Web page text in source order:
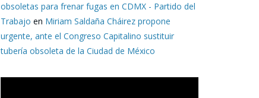
obsoletas para frenar fugas en CDMX - Partido del
Trabajo en Miriam Saldaña Cháirez propone
urgente, ante el Congreso Capitalino sustituir
tubería obsoleta de la Ciudad de México